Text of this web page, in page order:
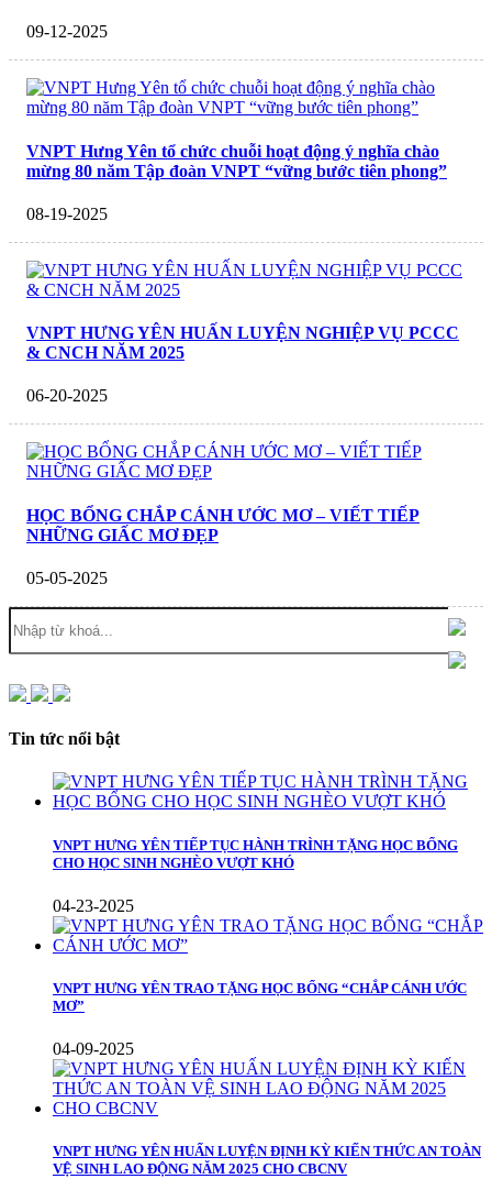
09-12-2025
VNPT Hưng Yên tổ chức chuỗi hoạt động ý nghĩa chào
mừng 80 năm Tập đoàn VNPT “vững bước tiên phong”
08-19-2025
VNPT HƯNG YÊN HUẤN LUYỆN NGHIỆP VỤ PCCC
& CNCH NĂM 2025
06-20-2025
HỌC BỔNG CHẮP CÁNH ƯỚC MƠ – VIẾT TIẾP
NHỮNG GIẤC MƠ ĐẸP
05-05-2025
Tin tức nổi bật
VNPT HƯNG YÊN TIẾP TỤC HÀNH TRÌNH TẶNG HỌC BỔNG
CHO HỌC SINH NGHÈO VƯỢT KHÓ
04-23-2025
VNPT HƯNG YÊN TRAO TẶNG HỌC BỔNG “CHẮP CÁNH ƯỚC
MƠ”
04-09-2025
VNPT HƯNG YÊN HUẤN LUYỆN ĐỊNH KỲ KIẾN THỨC AN TOÀN
VỆ SINH LAO ĐỘNG NĂM 2025 CHO CBCNV